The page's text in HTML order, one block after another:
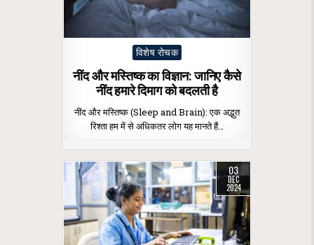
Posted
विशेष रोचक
नींद और मस्तिष्क का विज्ञान: जानिए कैसे
नींद हमारे दिमाग को बदलती है
नींद और मस्तिष्क (Sleep and Brain): एक अद्भुत
रिश्ता हम में से अधिकतर लोग यह मानते हैं…
03
DEC
2024